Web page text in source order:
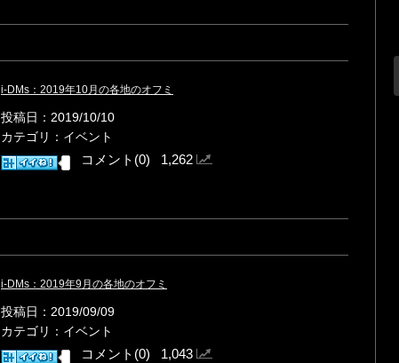
i-DMs：2019年10月の各地のオフミ
投稿日：2019/10/10
カテゴリ：イベント
コメント(0) 1,262
i-DMs：2019年9月の各地のオフミ
投稿日：2019/09/09
カテゴリ：イベント
コメント(0) 1,043